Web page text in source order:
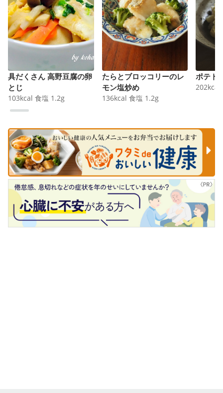
具だくさん 高野豆腐の卵
とじ
103kcal 食塩 1.2g
たらとブロッコリーのレ
モン塩炒め
136kcal 食塩 1.2g
ポテト
202kcal